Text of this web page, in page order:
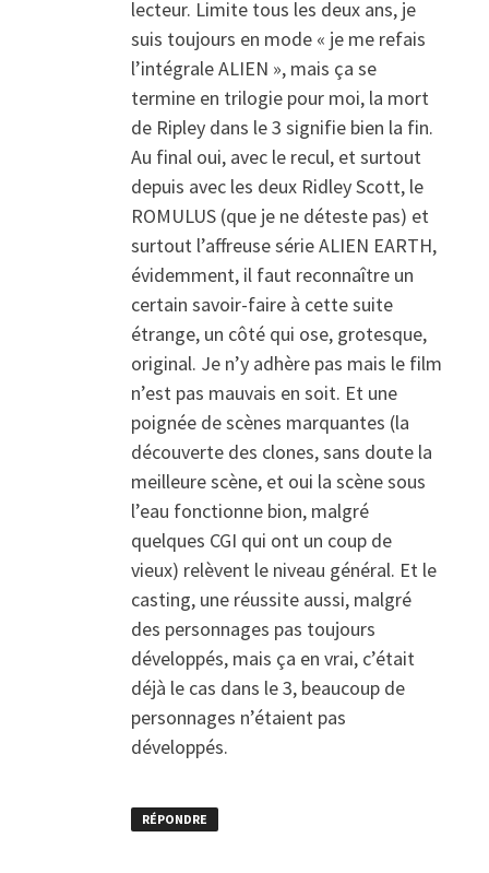
lecteur. Limite tous les deux ans, je
suis toujours en mode « je me refais
l’intégrale ALIEN », mais ça se
termine en trilogie pour moi, la mort
de Ripley dans le 3 signifie bien la fin.
Au final oui, avec le recul, et surtout
depuis avec les deux Ridley Scott, le
ROMULUS (que je ne déteste pas) et
surtout l’affreuse série ALIEN EARTH,
évidemment, il faut reconnaître un
certain savoir-faire à cette suite
étrange, un côté qui ose, grotesque,
original. Je n’y adhère pas mais le film
n’est pas mauvais en soit. Et une
poignée de scènes marquantes (la
découverte des clones, sans doute la
meilleure scène, et oui la scène sous
l’eau fonctionne bion, malgré
quelques CGI qui ont un coup de
vieux) relèvent le niveau général. Et le
casting, une réussite aussi, malgré
des personnages pas toujours
développés, mais ça en vrai, c’était
déjà le cas dans le 3, beaucoup de
personnages n’étaient pas
développés.
RÉPONDRE